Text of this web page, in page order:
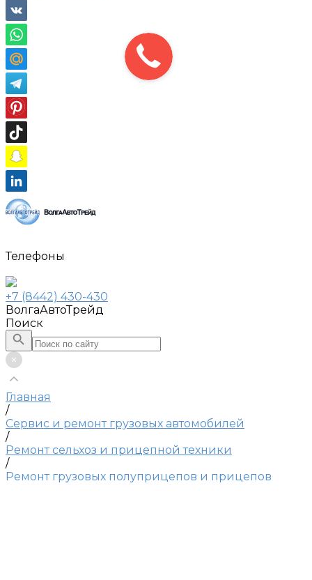
Телефоны
+7 (8442) 430-430
ВолгаАвтоТрейд
Поиск
Главная
/
Сервис и ремонт грузовых автомобилей
/
Ремонт сельхоз и прицепной техники
/
Ремонт грузовых полуприцепов и прицепов